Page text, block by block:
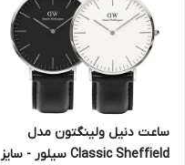
ساعت دنیل ولینگتون مدل
Classic Sheffield سیلور - سایز